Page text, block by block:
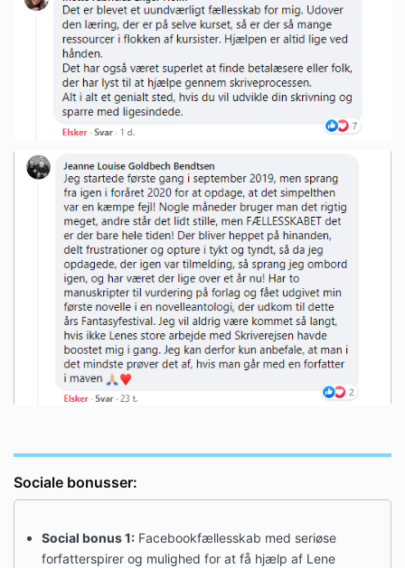
Sociale bonusser:
Social bonus 1: Facebookfællesskab med seriøse
forfatterspirer og mulighed for at få hjælp af Lene